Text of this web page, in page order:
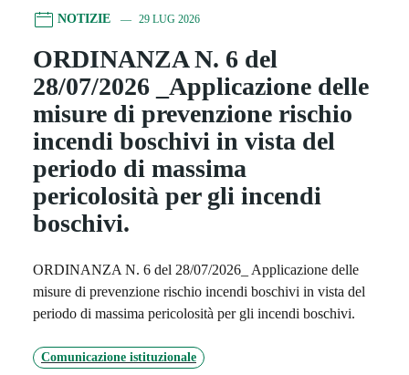
NOTIZIE 29 LUG 2026
ORDINANZA N. 6 del
28/07/2026 _Applicazione delle
misure di prevenzione rischio
incendi boschivi in vista del
periodo di massima
pericolosità per gli incendi
boschivi.
ORDINANZA N. 6 del 28/07/2026_ Applicazione delle
misure di prevenzione rischio incendi boschivi in vista del
periodo di massima pericolosità per gli incendi boschivi.
Comunicazione istituzionale